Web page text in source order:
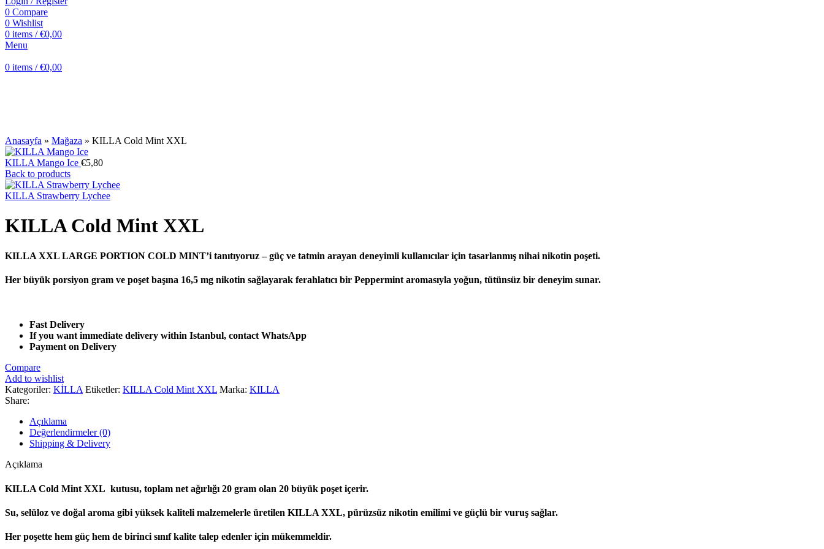
0 Compare
0 Wishlist
0 items / €0,00
Menu
0 items / €0,00
Anasayfa » Mağaza » KILLA Cold Mint XXL
KILLA Mango Ice €5,80
Back to products
KILLA Strawberry Lychee
KILLA Cold Mint XXL
KILLA XXL LARGE PORTION COLD MINT’i tanıtıyoruz – güç ve tatmin arayan deneyimli kullanıcılar için tasarlanmış nihai nikotin poşeti.
Her büyük porsiyon gram ve poşet başına 16,5 mg nikotin sağlayarak ferahlatıcı bir Peppermint aromasıyla yoğun, tütünsüz bir deneyim sunar.
Fast Delivery
If you want immediate delivery within Istanbul, contact WhatsApp
Payment on Delivery
Compare
Add to wishlist
Kategoriler: KİLLA Etiketler: KILLA Cold Mint XXL Marka: KILLA
Share:
Açıklama
Değerlendirmeler (0)
Shipping & Delivery
Açıklama
KILLA Cold Mint XXL kutusu, toplam net ağırlığı 20 gram olan 20 büyük poşet içerir.
Su, selüloz ve doğal aroma gibi yüksek kaliteli malzemelerle üretilen KILLA XXL, pürüzsüz nikotin emilimi ve güçlü bir vuruş sağlar.
Her poşette hem güç hem de birinci sınıf kalite talep edenler için mükemmeldir.